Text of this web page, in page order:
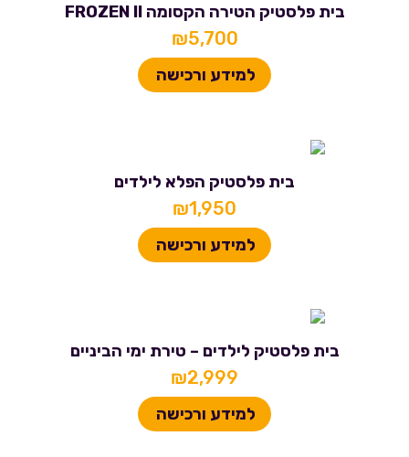
בית פלסטיק הטירה הקסומה FROZEN II
₪5,700
למידע ורכישה
בית פלסטיק הפלא לילדים
₪1,950
למידע ורכישה
בית פלסטיק לילדים – טירת ימי הביניים
₪2,999
למידע ורכישה